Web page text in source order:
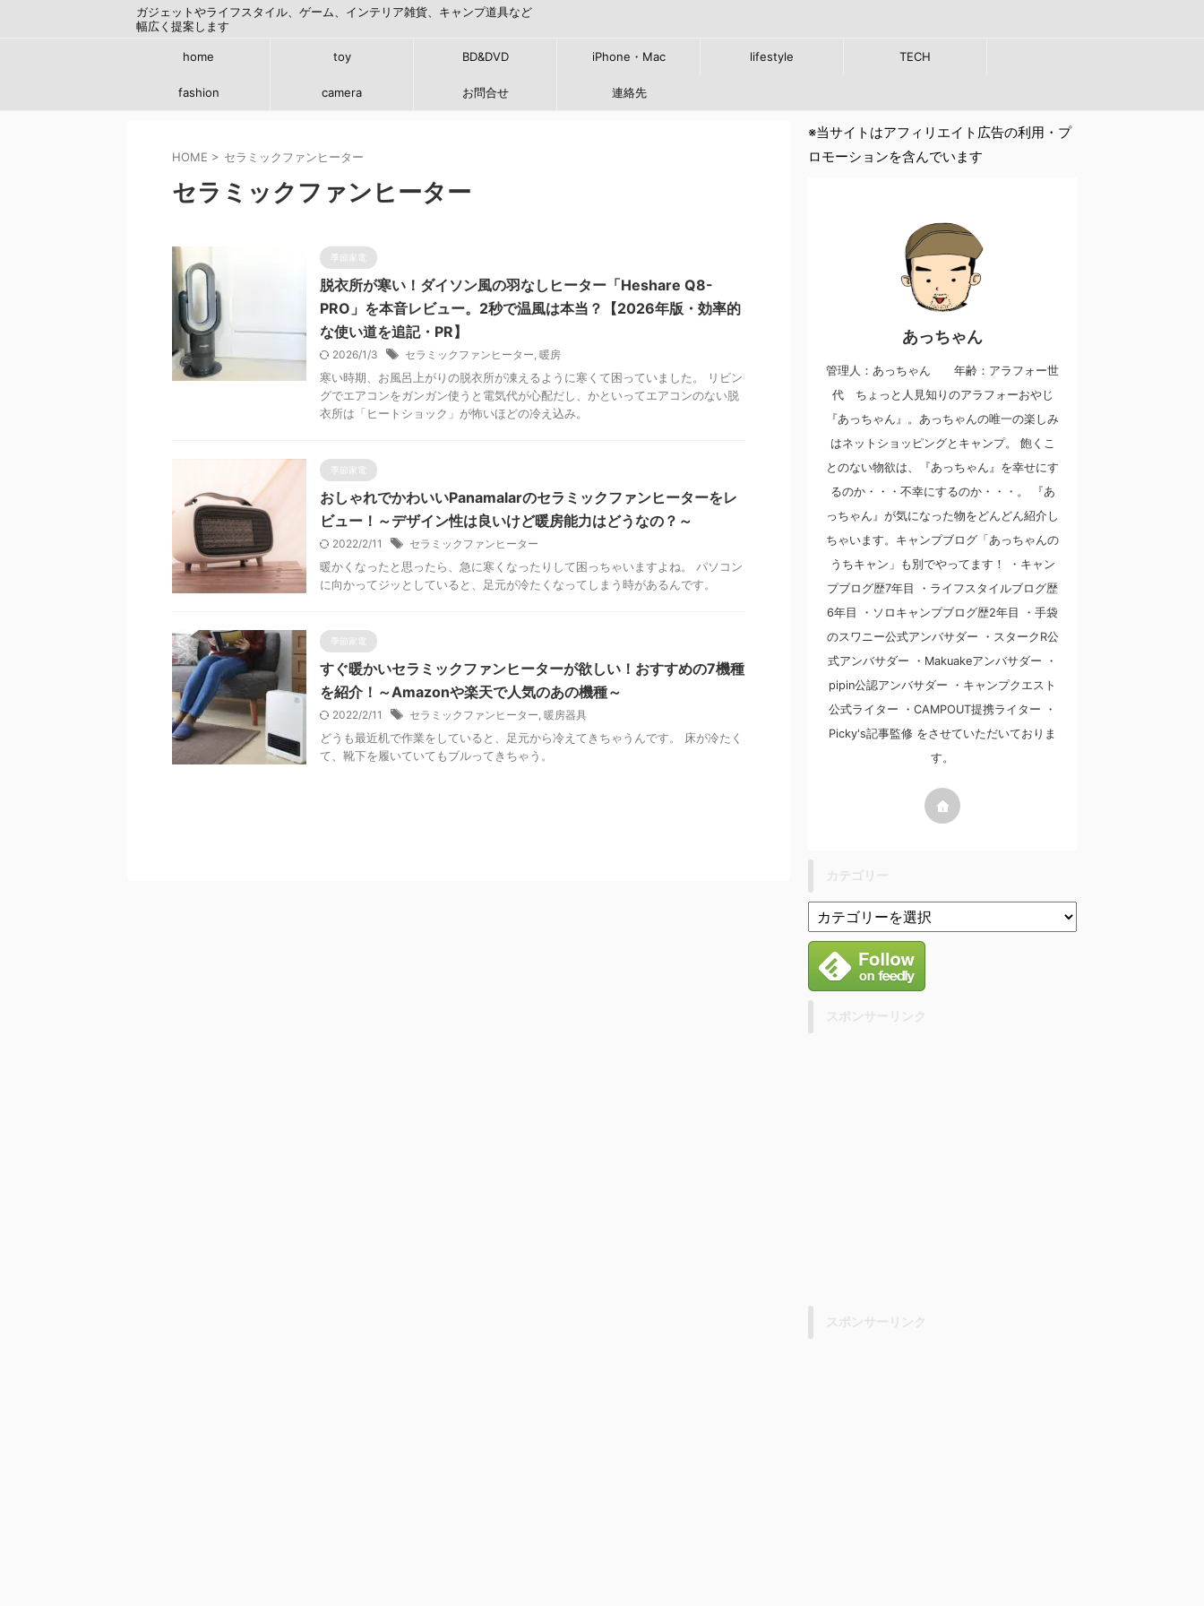
ガジェットやライフスタイル、ゲーム、インテリア雑貨、キャンプ道具など
幅広く提案します
home toy BD&DVD iPhone・Mac lifestyle TECH
fashion camera お問合せ 連絡先
HOME > セラミックファンヒーター
セラミックファンヒーター
季節家電
脱衣所が寒い！ダイソン風の羽なしヒーター「Heshare Q8-
PRO」を本音レビュー。2秒で温風は本当？【2026年版・効率的
な使い道を追記・PR】
2026/1/3 セラミックファンヒーター, 暖房
寒い時期、お風呂上がりの脱衣所が凍えるように寒くて困っていました。 リビン
グでエアコンをガンガン使うと電気代が心配だし、かといってエアコンのない脱
衣所は「ヒートショック」が怖いほどの冷え込み。
季節家電
おしゃれでかわいいPanamalarのセラミックファンヒーターをレ
ビュー！～デザイン性は良いけど暖房能力はどうなの？～
2022/2/11 セラミックファンヒーター
暖かくなったと思ったら、急に寒くなったりして困っちゃいますよね。 パソコン
に向かってジッとしていると、足元が冷たくなってしまう時があるんです。
季節家電
すぐ暖かいセラミックファンヒーターが欲しい！おすすめの7機種
を紹介！～Amazonや楽天で人気のあの機種～
2022/2/11 セラミックファンヒーター, 暖房器具
どうも最近机で作業をしていると、足元から冷えてきちゃうんです。 床が冷たく
て、靴下を履いていてもブルってきちゃう。
※当サイトはアフィリエイト広告の利用・プ
ロモーションを含んでいます
あっちゃん
管理人：あっちゃん 年齢：アラフォー世
代 ちょっと人見知りのアラフォーおやじ
『あっちゃん』。あっちゃんの唯一の楽しみ
はネットショッピングとキャンプ。 飽くこ
とのない物欲は、『あっちゃん』を幸せにす
るのか・・・不幸にするのか・・・。 『あ
っちゃん』が気になった物をどんどん紹介し
ちゃいます。キャンプブログ「あっちゃんの
うちキャン」も別でやってます！ ・キャン
プブログ歴7年目 ・ライフスタイルブログ歴
6年目 ・ソロキャンプブログ歴2年目 ・手袋
のスワニー公式アンバサダー ・スタークR公
式アンバサダー ・Makuakeアンバサダー ・
pipin公認アンバサダー ・キャンプクエスト
公式ライター ・CAMPOUT提携ライター ・
Picky's記事監修 をさせていただいておりま
す。